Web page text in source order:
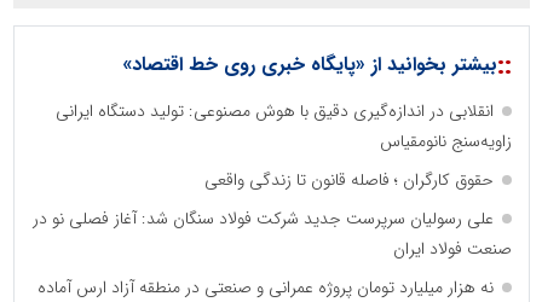
::بیشتر بخوانید از «پایگاه خبری روی خط اقتصاد»
انقلابی در اندازه‌گیری دقیق با هوش مصنوعی: تولید دستگاه ایرانی
زاویه‌سنج نانومقیاس
حقوق کارگران ؛ فاصله قانون تا زندگی واقعی
علی رسولیان سرپرست جدید شرکت فولاد سنگان شد: آغاز فصلی نو در
صنعت فولاد ایران
نه هزار میلیارد تومان پروژه عمرانی و صنعتی در منطقه آزاد ارس آماده